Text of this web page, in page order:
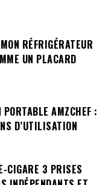
RÉFRIGÉRATEUR
UN PLACARD
AMZCHEF :
D’UTILISATION
CIGARE 3 PRISES